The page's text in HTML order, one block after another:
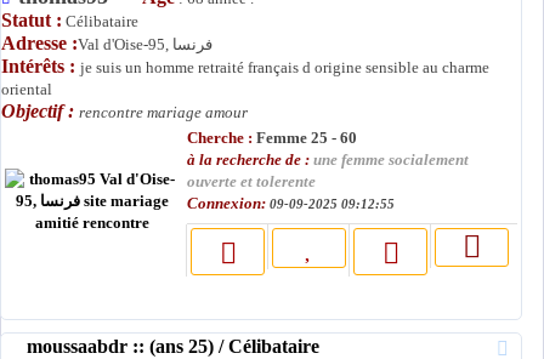
Statut : Célibataire
Adresse : Val d'Oise-95, فرنسا
Intérêts : je suis un homme retraité français d origine sensible au charme
oriental
Objectif : rencontre mariage amour
Cherche : Femme 25 - 60
à la recherche de : une femme socialement
ouverte et tolerente
Connexion: 09-09-2025 09:12:55
moussaabdr :: (ans 25) / Célibataire